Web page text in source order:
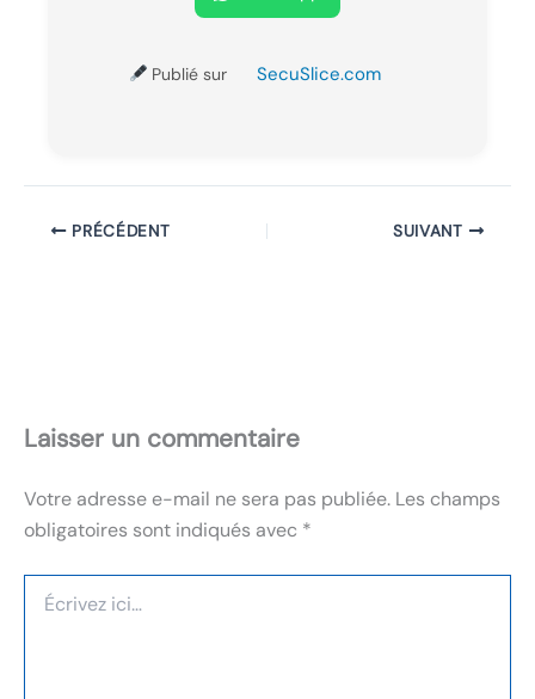
Publié sur SecuSlice.com
PRÉCÉDENT SUIVANT
Laisser un commentaire
Votre adresse e-mail ne sera pas publiée. Les champs
obligatoires sont indiqués avec *
ici…